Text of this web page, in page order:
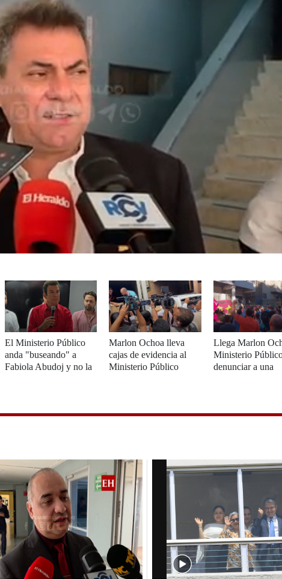
El Ministerio Público
anda "buseando" a
Fabiola Abudoj y no la
Marlon Ochoa lleva
cajas de evidencia al
Ministerio Público
Llega Marlon
Ministerio
denunciar a una